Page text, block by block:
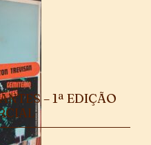
– 1ª EDIÇÃO